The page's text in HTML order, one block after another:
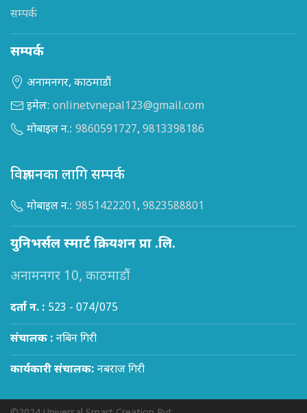
सम्पर्क
सम्पर्क
अनामनगर, काठमाडौं
इमेल: onlinetvnepal123@gmail.com
मोबाइल न.: 9860591727, 9813398186
विज्ञापनका लागि सम्पर्क
मोबाइल न.: 9851422201, 9823588801
युनिभर्सल स्मार्ट क्रियशन प्रा .लि.
अनामनगर 10, काठमाडौं
दर्ता न. : 523 - 074/075
संचालक : नबिन गिरी
कार्यकारी संचालक: नबराज गिरी